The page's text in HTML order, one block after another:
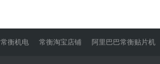
常衡机电 常衡淘宝店铺 阿里巴巴常衡贴片机